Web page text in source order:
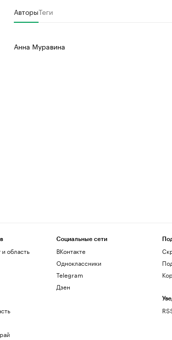
АвторыТеги
Анна Муравина
область
Социальные сети
ВКонтакте
Одноклассники
Telegram
Дзен